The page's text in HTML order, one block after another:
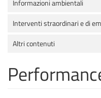
Informazioni ambientali
Interventi straordinari e di
Altri contenuti